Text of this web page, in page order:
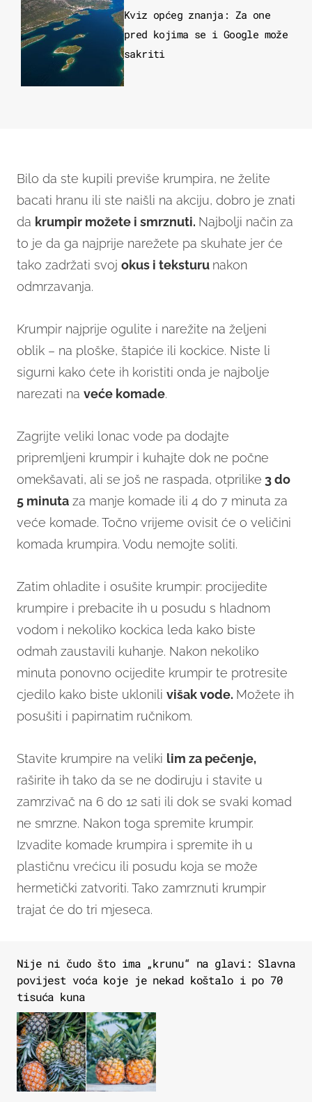
Kviz općeg znanja: Za one
pred kojima se i Google može
sakriti
Bilo da ste kupili previše krumpira, ne želite
bacati hranu ili ste naišli na akciju, dobro je znati
da krumpir možete i smrznuti. Najbolji način za
to je da ga najprije narežete pa skuhate jer će
tako zadržati svoj okus i teksturu nakon
odmrzavanja.
Krumpir najprije ogulite i narežite na željeni
oblik – na ploške, štapiće ili kockice. Niste li
sigurni kako ćete ih koristiti onda je najbolje
narezati na veće komade.
Zagrijte veliki lonac vode pa dodajte
pripremljeni krumpir i kuhajte dok ne počne
omekšavati, ali se još ne raspada, otprilike 3 do
5 minuta za manje komade ili 4 do 7 minuta za
veće komade. Točno vrijeme ovisit će o veličini
komada krumpira. Vodu nemojte soliti.
Zatim ohladite i osušite krumpir: procijedite
krumpire i prebacite ih u posudu s hladnom
vodom i nekoliko kockica leda kako biste
odmah zaustavili kuhanje. Nakon nekoliko
minuta ponovno ocijedite krumpir te protresite
cjedilo kako biste uklonili višak vode. Možete ih
posušiti i papirnatim ručnikom.
Stavite krumpire na veliki lim za pečenje,
raširite ih tako da se ne dodiruju i stavite u
zamrzivač na 6 do 12 sati ili dok se svaki komad
ne smrzne. Nakon toga spremite krumpir.
Izvadite komade krumpira i spremite ih u
plastičnu vrećicu ili posudu koja se može
hermetički zatvoriti. Tako zamrznuti krumpir
trajat će do tri mjeseca.
Nije ni čudo što ima „krunu“ na glavi: Slavna
povijest voća koje je nekad koštalo i po 70
tisuća kuna